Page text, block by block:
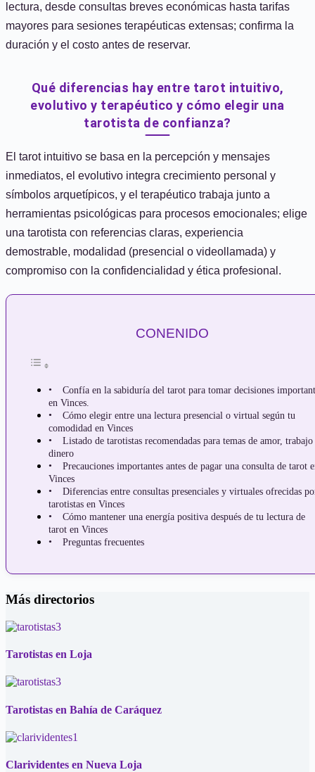
lectura, desde consultas breves económicas hasta tarifas
mayores para sesiones terapéuticas extensas; confirma la
duración y el costo antes de reservar.
Qué diferencias hay entre tarot intuitivo,
evolutivo y terapéutico y cómo elegir una
tarotista de confianza?
El tarot intuitivo se basa en la percepción y mensajes
inmediatos, el evolutivo integra crecimiento personal y
símbolos arquetípicos, y el terapéutico trabaja junto a
herramientas psicológicas para procesos emocionales; elige
una tarotista con referencias claras, experiencia
demostrable, modalidad (presencial o videollamada) y
compromiso con la confidencialidad y ética profesional.
CONENIDO
Confía en la sabiduría del tarot para tomar decisiones
en Vinces.
Cómo elegir entre una lectura presencial o virtual según tu
comodidad en Vinces
Listado de tarotistas recomendadas para temas de amor,
dinero
Precauciones importantes antes de pagar una consulta de tarot
Vinces
Diferencias entre consultas presenciales y virtuales ofrecidas
tarotistas en Vinces
Cómo mantener una energía positiva después de tu lectura de
tarot en Vinces
Preguntas frecuentes
Más directorios
Tarotistas en Loja
Tarotistas en Bahía de Caráquez
Clarividentes en Nueva Loja